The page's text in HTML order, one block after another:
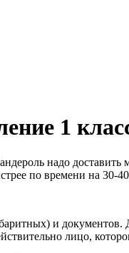
1
надо доставить
по времени на
и документов.
лицо,